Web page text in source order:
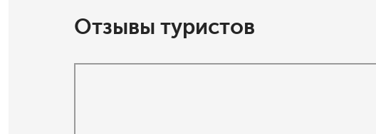
Отзывы туристов